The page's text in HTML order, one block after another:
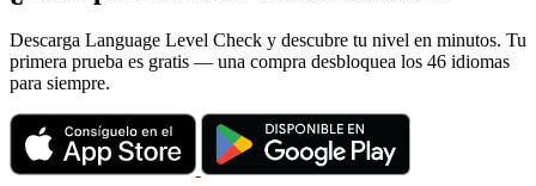
Descarga Language Level Check y descubre tu nivel en minutos. Tu
primera prueba es gratis — una compra desbloquea los 46 idiomas
para siempre.